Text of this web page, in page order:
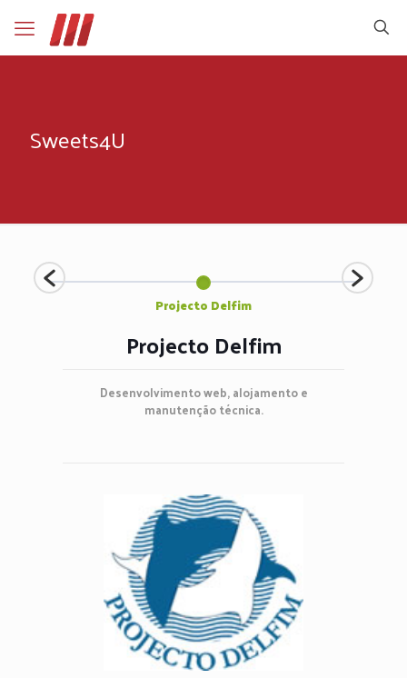
Sweets4U
Projecto Delfim
Projecto Delfim
Desenvolvimento web, alojamento e
manutenção técnica.